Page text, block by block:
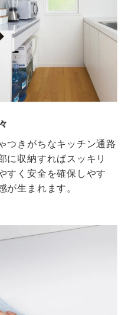
つきがちなキッチン通路
に収納すればスッキリ
すく安全を確保しやす
が生まれます。